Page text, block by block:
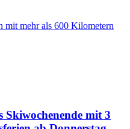
mit mehr als 600 Kilometern
mit 3